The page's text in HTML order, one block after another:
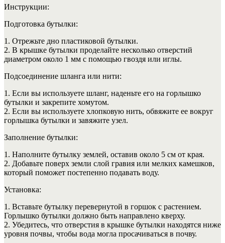
Инструкции:
Подготовка бутылки:
1. Отрежьте дно пластиковой бутылки.
2. В крышке бутылки проделайте несколько отверстий
диаметром около 1 мм с помощью гвоздя или иглы.
Подсоединение шланга или нити:
1. Если вы используете шланг, наденьте его на горлышко
бутылки и закрепите хомутом.
2. Если вы используете хлопковую нить, обвяжите ее вокруг
горлышка бутылки и завяжите узел.
Заполнение бутылки:
1. Наполните бутылку землей, оставив около 5 см от края.
2. Добавьте поверх земли слой гравия или мелких камешков,
который поможет постепенно подавать воду.
Установка:
1. Вставьте бутылку перевернутой в горшок с растением.
Горлышко бутылки должно быть направлено кверху.
2. Убедитесь, что отверстия в крышке бутылки находятся ниже
уровня почвы, чтобы вода могла просачиваться в почву.